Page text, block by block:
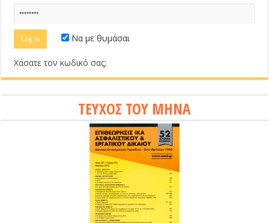
Να με θυμάσαι
Χάσατε τον κωδικό σας;
ΤΕΥΧΟΣ ΤΟΥ ΜΗΝΑ